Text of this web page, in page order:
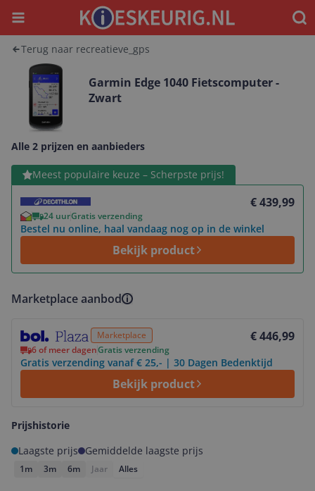
Menu
Terug naar recreatieve_gps
Garmin Edge 1040 Fietscomputer -
Zwart
Alle 2 prijzen en aanbieders
Meest populaire keuze – Scherpste prijs!
€ 439,99
24 uurGratis verzending
Bestel nu online, haal vandaag nog op in de winkel
Bekijk product
Bekijk product
Marketplace aanbod
Marketplace € 446,99
6 of meer dagenGratis verzending
Gratis verzending vanaf € 25,- | 30 Dagen Bedenktijd
Bekijk product
Prijshistorie
Laagste prijs
Gemiddelde laagste prijs
1m 3m 6m Jaar Alles